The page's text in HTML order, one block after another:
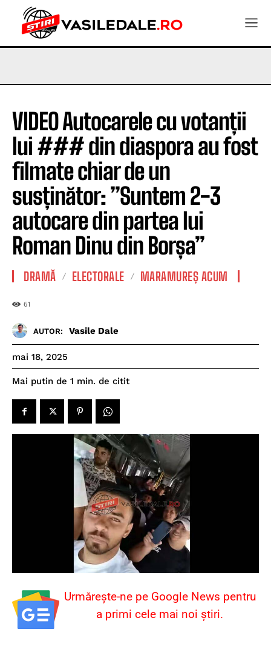
VIDEO Autocarele cu votanții
lui ### din diaspora au fost
filmate chiar de un
susținător: ”Suntem 2-3
autocare din partea lui
Roman Dinu din Borșa”
DRAMĂ ELECTORALE MARAMUREȘ ACUM
61
AUTOR: Vasile Dale
mai 18, 2025
Mai putin de 1 min. de citit
Urmărește-ne pe Google News pentru
a primi cele mai noi știri.